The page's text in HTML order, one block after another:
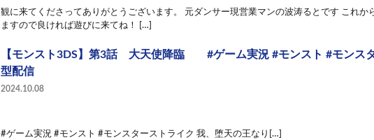
観に来てくださってありがとうございます。 元ダンサー現営業マンの波涛るとです これか
ますので良ければ遊びに来てね！ […]
【モンスト3DS】第3話 大天使降臨 #ゲーム実況 #モンスト #モンス
型配信
2024.10.08
#ゲーム実況 #モンスト #モンスターストライク 我、堕天の王なり[…]